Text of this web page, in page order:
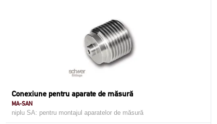
Conexiune pentru aparate de măsură
MA-SAN
niplu SA: pentru montajul aparatelor de măsură